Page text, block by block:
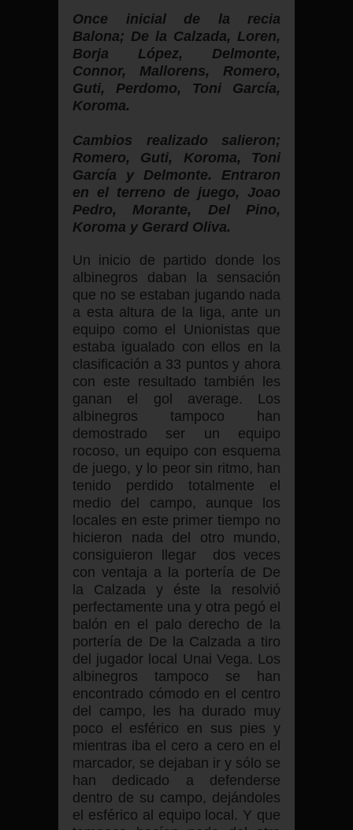
Once inicial de la recia
Balona; De la Calzada, Loren,
Borja López, Delmonte,
Connor, Mallorens, Romero,
Guti, Perdomo, Toni García,
Koroma.
Cambios realizado salieron;
Romero, Guti, Koroma, Toni
García y Delmonte. Entraron
en el terreno de juego, Joao
Pedro, Morante, Del Pino,
Koroma y Gerard Oliva.
Un inicio de partido donde los
albinegros daban la sensación
que no se estaban jugando nada
a esta altura de la liga, ante un
equipo como el Unionistas que
estaba igualado con ellos en la
clasificación a 33 puntos y ahora
con este resultado también les
ganan el gol average. Los
albinegros tampoco han
demostrado ser un equipo
rocoso, un equipo con esquema
de juego, y lo peor sin ritmo, han
tenido perdido totalmente el
medio del campo, aunque los
locales en este primer tiempo no
hicieron nada del otro mundo,
consiguieron llegar dos veces
con ventaja a la portería de De
la Calzada y éste la resolvió
perfectamente una y otra pegó el
balón en el palo derecho de la
portería de De la Calzada a tiro
del jugador local Unai Vega. Los
albinegros tampoco se han
encontrado cómodo en el centro
del campo, les ha durado muy
poco el esférico en sus pies y
mientras iba el cero a cero en el
marcador, se dejaban ir y sólo se
han dedicado a defenderse
dentro de su campo, dejándoles
el esférico al equipo local. Y que